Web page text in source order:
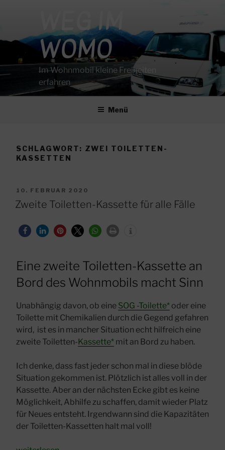
WEG IM
WOMO
Im Wohnmobil kleine Freiheiten
erfahren
Menü
SCHLAGWORT: ZWEI TOILETTEN-
KASSETTEN
VERÖFFENTLICHT
AM
10. FEBRUAR 2020
Zweite Toiletten-Kassette für alle Fälle
Eine zweite Toiletten-Kassette an
Bord des Wohnmobils macht Sinn
Unabhängig davon, ob eine SOG -Toilette* oder eine
Toilette mit Chemikalien durch die Gegend gefahren
wird, ist es in mancher Situation echt hilfreich eine
zweite Toiletten- Kassette* mit an Bord zu haben.
Ich denke, dass fast jeder schon mal in diese blöde
Situation gekommen ist. Plötzlich ist alles voll in der
Kassette. Aber an der nächsten Ecke gibt es keine
Möglichkeit, Abhilfe zu schaffen, damit wieder Platz
für Neues entsteht. Irgendwann sind die Kapazitäten
der Toiletten-Kassetten halt mal voll!